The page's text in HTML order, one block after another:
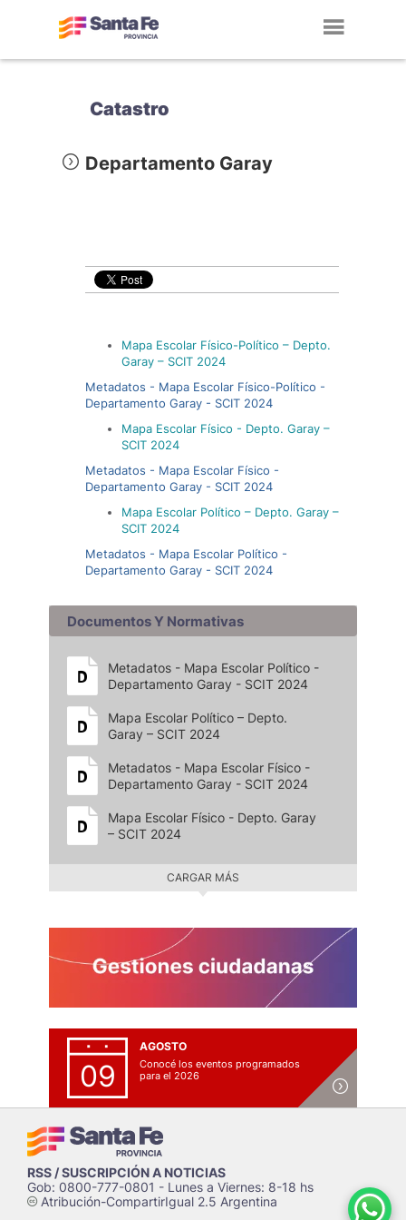
Catastro
Departamento Garay
Mapa Escolar Físico-Político – Depto.
Garay – SCIT 2024
Metadatos - Mapa Escolar Físico-Político -
Departamento Garay - SCIT 2024
Mapa Escolar Físico - Depto. Garay –
SCIT 2024
Metadatos - Mapa Escolar Físico -
Departamento Garay - SCIT 2024
Mapa Escolar Político – Depto. Garay –
SCIT 2024
Metadatos - Mapa Escolar Político -
Departamento Garay - SCIT 2024
Documentos Y Normativas
Metadatos - Mapa Escolar Político -
Departamento Garay - SCIT 2024
Mapa Escolar Político – Depto.
Garay – SCIT 2024
Metadatos - Mapa Escolar Físico -
Departamento Garay - SCIT 2024
Mapa Escolar Físico - Depto. Garay
– SCIT 2024
CARGAR MÁS
09
AGOSTO
Conocé los eventos programados
para el 2026
RSS / SUSCRIPCIÓN A NOTICIAS
Gob: 0800-777-0801 - Lunes a Viernes: 8-18 hs
cAtribución-CompartirIgual 2.5 Argentina